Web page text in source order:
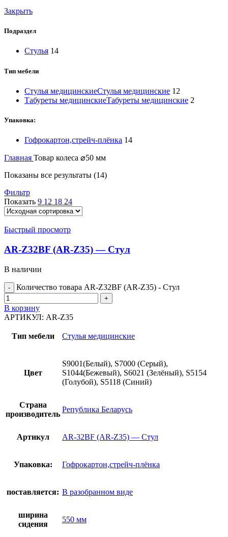
Закрыть
Подраздел
Стулья 14
Тип мебели
Стулья медицинскиеСтулья медицинские 12
Табуреты медицинскиеТабуреты медицинские 2
Упаковка:
Гофрокартон,стрейч-плёнка 14
Главная Товар колеса ⌀50 мм
Показаны все результаты (14)
Фильтр
Показать 9 12 18 24
Быстрый просмотр
AR-Z32BF (AR-Z35) — Стул
В наличии
Количество товара AR-Z32BF (AR-Z35) - Стул
В корзину
АРТИКУЛ: AR-Z35
Тип мебели Стулья медицинские
Цвет
S9001(Белый), S7000 (Серый),
S1044(Бежевый), S6021 (Зелёный), S5154
(Голубой), S5118 (Синий)
Страна
производитель
Република Беларусь
Артикул AR-32BF (AR-Z35) — Стул
Упаковка: Гофрокартон,стрейч-плёнка
поставляется: В разобранном виде
ширина
сидения
550 мм